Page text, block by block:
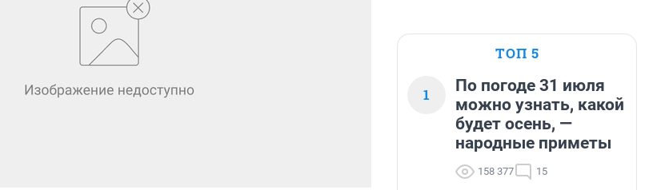
ТОП 5
1
По погоде 31 июля
можно узнать, какой
будет осень, —
народные приметы
158 377 15